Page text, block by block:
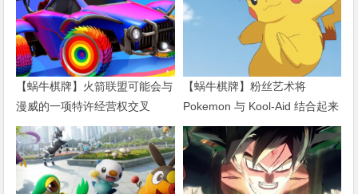
【蜗牛棋牌】火箭联盟可能会与
漫威的一项特许经营权交叉
【蜗牛棋牌】粉丝艺术将
Pokemon 与 Kool-Aid 结合起来